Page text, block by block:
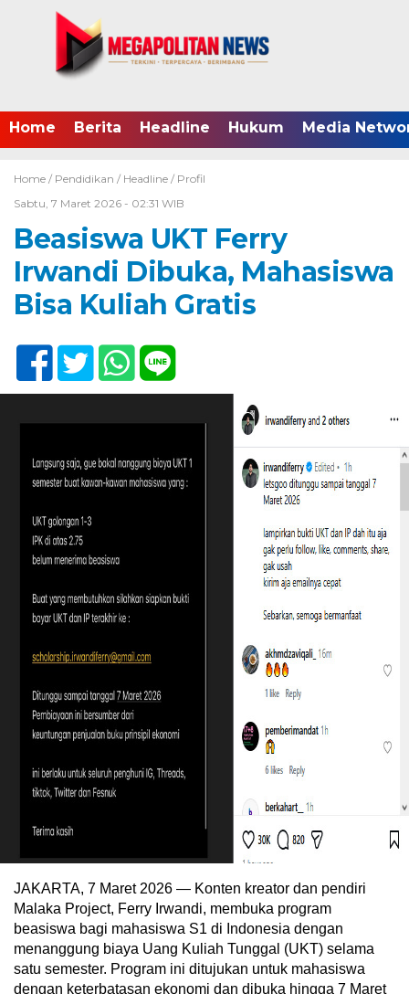
Home Berita Headline Hukum Media
Home / Pendidikan / Headline / Profil
Sabtu, 7 Maret 2026 - 02:31 WIB
Beasiswa UKT Ferry
Irwandi Dibuka, Mahasiswa
Bisa Kuliah Gratis
JAKARTA, 7 Maret 2026 — Konten kreator dan pendiri
Malaka Project, Ferry Irwandi, membuka program
beasiswa bagi mahasiswa S1 di Indonesia dengan
menanggung biaya Uang Kuliah Tunggal (UKT) selama
satu semester. Program ini ditujukan untuk mahasiswa
dengan keterbatasan ekonomi dan dibuka hingga 7 Maret